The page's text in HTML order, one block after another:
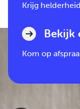
Krijg
Bekijk
Kom op